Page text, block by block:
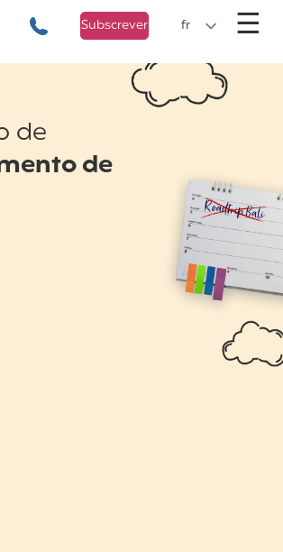
Viagem
+351 800 50 01 71
Subscrever fr ☰
de
de